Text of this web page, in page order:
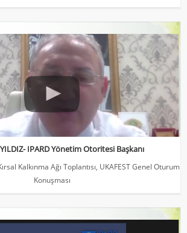
IPARD Yönetim Otoritesi Başkanı
Kırsal Kalkınma Ağı Toplantısı, UKAFEST Genel
Oturum Konuşması
IPARD Yönetim Otoritesi Başkanı
Kalkınma Ağı Toplantısı, UKAFEST Genel Oturum
Konuşması
Yönetim Otoritesi Daire Başkanı